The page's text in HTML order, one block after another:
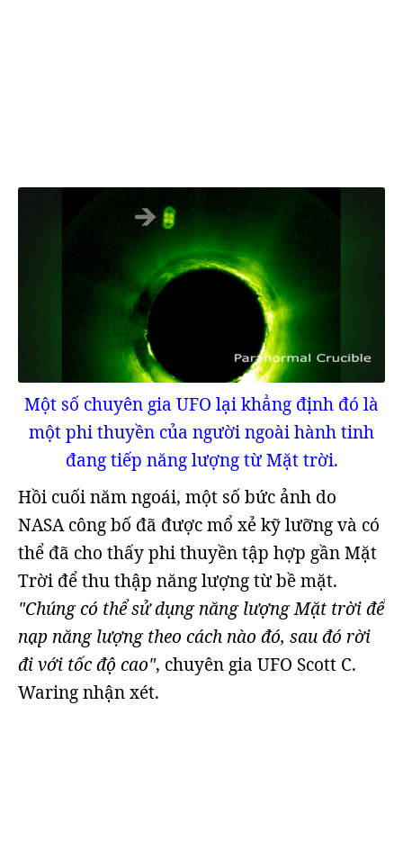
Một số chuyên gia UFO lại khẳng định đó là
một phi thuyền của người ngoài hành tinh
đang tiếp năng lượng từ Mặt trời.
Hồi cuối năm ngoái, một số bức ảnh do
NASA công bố đã được mổ xẻ kỹ lưỡng và có
thể đã cho thấy phi thuyền tập hợp gần Mặt
Trời để thu thập năng lượng từ bề mặt.
"Chúng có thể sử dụng năng lượng Mặt trời để
nạp năng lượng theo cách nào đó, sau đó rời
đi với tốc độ cao", chuyên gia UFO Scott C.
Waring nhận xét.